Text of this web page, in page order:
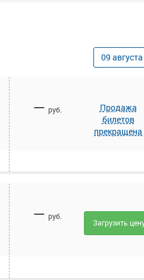
09 августа
— руб.
Продажа
билетов
прекращена
— руб.
Загрузить